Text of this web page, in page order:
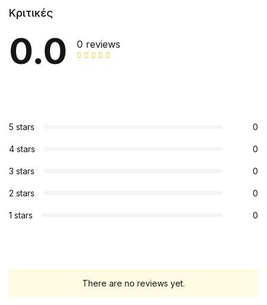
Κριτικές
0.0 0 reviews
5 stars 0
4 stars 0
3 stars 0
2 stars 0
1 stars 0
There are no reviews yet.